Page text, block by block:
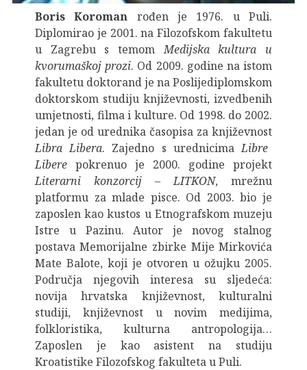
Boris Koroman rođen je 1976. u Puli.
Diplomirao je 2001. na Filozofskom fakultetu
u Zagrebu s temomMedijska kultura u
kvorumaškoj prozi. Od 2009. godine na istom
fakultetu doktorand je na Poslijediplomskom
doktorskom studiju književnosti, izvedbenih
umjetnosti, filma i kulture. Od 1998. do 2002.
jedan je od urednika časopisa za književnost
Libra Libera. Zajedno s urednicimaLibre
Liberepokrenuo je 2000. godine projekt
Literarni konzorcij – LITKON, mrežnu
platformu za mlade pisce. Od 2003. bio je
zaposlen kao kustos u Etnografskom muzeju
Istre u Pazinu. Autor je novog stalnog
postava Memorijalne zbirke Mije Mirkovića
Mate Balote, koji je otvoren u ožujku 2005.
Područja njegovih interesa su sljedeća:
novija hrvatska književnost, kulturalni
studiji, književnost u novim medijima,
folkloristika, kulturna antropologija…
Zaposlen je kao asistent na studiju
Kroatistike Filozofskog fakulteta u Puli.